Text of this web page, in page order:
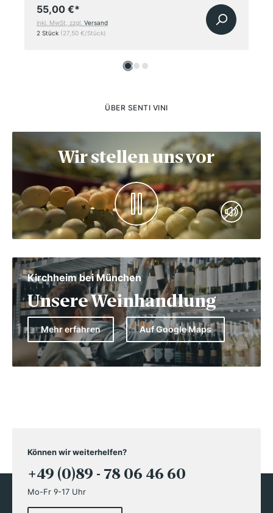
55,00 €*
inkl. MwSt, zzgl. Versand
2 Stück (27,50 €/Stück)
ÜBER SENTI VINI
Wir stellen uns vor
Kirchheim bei München
Unsere Weinhandlung
Mehr erfahren Auf Google Maps
Können wir weiterhelfen?
+49 (0)89 - 78 06 46 60
Mo-Fr 9-17 Uhr